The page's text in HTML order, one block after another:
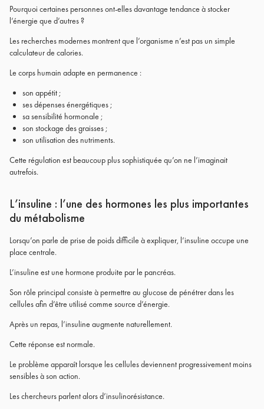
Pourquoi certaines personnes ont-elles davantage tendance à stocker
l’énergie que d’autres ?
Les recherches modernes montrent que l’organisme n’est pas un simple
calculateur de calories.
Le corps humain adapte en permanence :
son appétit ;
ses dépenses énergétiques ;
sa sensibilité hormonale ;
son stockage des graisses ;
son utilisation des nutriments.
Cette régulation est beaucoup plus sophistiquée qu’on ne l’imaginait
autrefois.
L’insuline : l’une des hormones les plus importantes
du métabolisme
Lorsqu’on parle de prise de poids difficile à expliquer, l’insuline occupe une
place centrale.
L’insuline est une hormone produite par le pancréas.
Son rôle principal consiste à permettre au glucose de pénétrer dans les
cellules afin d’être utilisé comme source d’énergie.
Après un repas, l’insuline augmente naturellement.
Cette réponse est normale.
Le problème apparaît lorsque les cellules deviennent progressivement moins
sensibles à son action.
Les chercheurs parlent alors d’insulinorésistance.